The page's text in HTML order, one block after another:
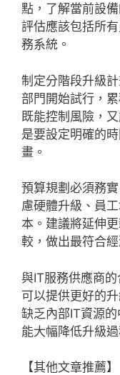
點，了解當前設
評估應該包括所
務系統。
制定分階段升級
部門開始試行，
既能控制風險，
是要設定明確的
畫。
預算規劃必須務
慮硬體升級、員
本。建議將延伸
較，做出最符合
與IT服務供應商
可以提供更好的
缺乏內部IT資源
能大幅降低升級
【其他文章推薦】